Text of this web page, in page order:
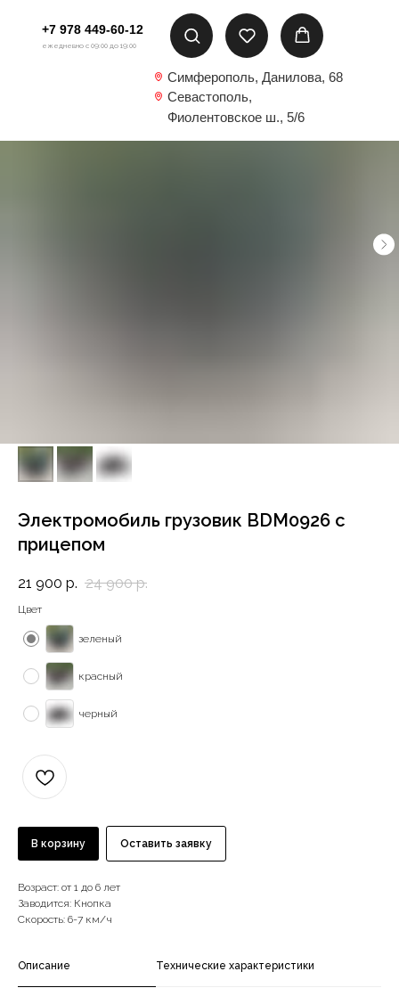
Севастополь,
Фиолентовское ш., 5/6
Симферополь, Данилова, 68
+7 978 449-60-12
ежедневно с 09:00 до 19:00
Электромобиль грузовик BDM0926 с
прицепом
21 900 р. 24 900 р.
Цвет
зеленый
красный
черный
В корзину Оставить заявку
Возраст: от 1 до 6 лет
Заводится: Кнопка
Скорость: 6-7 км/ч
Описание Технические характеристики